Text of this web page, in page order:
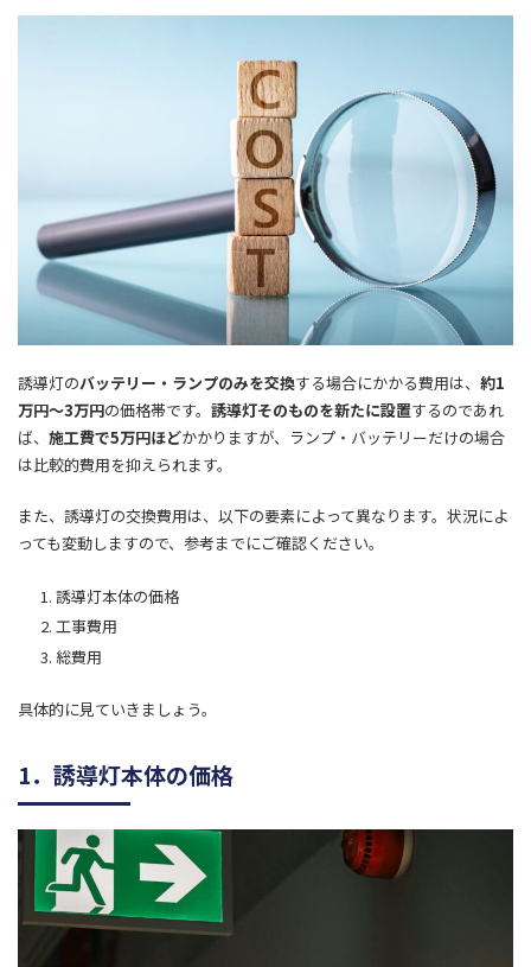
誘導灯のバッテリー・ランプのみを交換する場合にかかる費用は、 約1
万円～3万円の価格帯です。 誘導灯そのものを新たに設置するのであれ
ば、 施工費で5万円ほどかかりますが、ランプ・バッテリーだけの場合
は比較的費用を抑えられます。
また、誘導灯の交換費用は、以下の要素によって異なります。状況によ
っても変動しますので、参考までにご確認ください。
誘導灯本体の価格
工事費用
総費用
具体的に見ていきましょう。
1．誘導灯本体の価格